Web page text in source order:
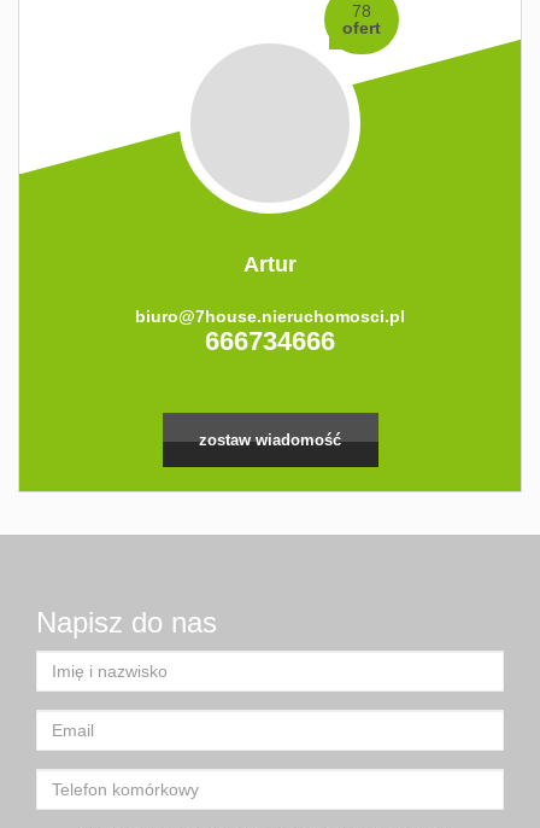
78
ofert
Artur
biuro@7house.nieruchomosci.pl
666734666
zostaw wiadomość
Napisz do nas